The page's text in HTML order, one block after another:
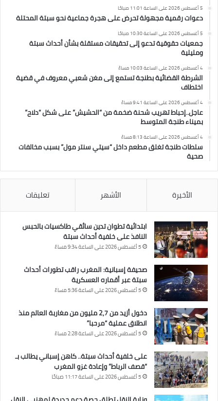
5 أغسطس 2026 على الساعة 11:01 صباحًا
دعوات رقمية مجهولة تحرض على هجرة جماعية نحو سبتة المحتلة
5 أغسطس 2026 على الساعة 10:30 صباحًا
جمعيات حقوقية تدعو إلى تحقيقات مستقلة بشأن أحداث سبتة
ومليلية
4 أغسطس 2026 على الساعة 10:03 مساءً
الشرطة القضائية بطنجة تستمع إلى مغن شعبي معروف في قضية
اختطاف
4 أغسطس 2026 على الساعة 9:41 مساءً
عاجل..إحباط تهريب شحنة ضخمة من “الحشيش” على شكل “دلاح”
بميناء طنجة المتوسط
4 أغسطس 2026 على الساعة 8:13 مساءً
سلطات طنجة تغلق مطعم داخل “سيتي سنتر مول” بسبب مخالفات
صحية
الأخيرة الأشهر تعليقات
ابتدائية تطوان تدين سائقي طاكسيات بالحبس
النافذ على خلفية أحداث سبتة
5 أغسطس 2026 على الساعة 9:34 مساءً
صحيفة إسبانية: المغرب راقب تطورات أحداث
سبتة عبر أقماره العسكرية
5 أغسطس 2026 على الساعة 5:36 مساءً
دخول أزيد من 2,7 مليون من مغاربة العالم منذ
انطلاق عملية “مرحبا”
5 أغسطس 2026 على الساعة 2:28 مساءً
على خلفية أحداث سبتة.. كاهن إسباني يطالب بـ
“قصف الرباط” وإعادة غزو المغرب
5 أغسطس 2026 على الساعة 11:17 صباحًا